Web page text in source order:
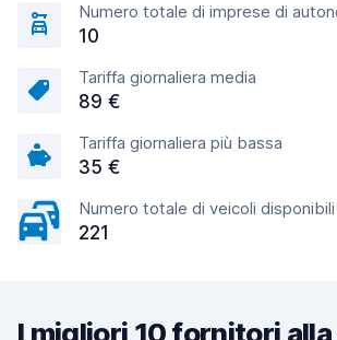
Numero totale di imprese di
10
Tariffa giornaliera media
89 €
Tariffa giornaliera più bassa
35 €
Numero totale di veicoli disponibili
221
I migliori 10 fornitori